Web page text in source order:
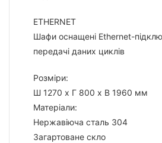
ETHERNET
Шафи оснащені Ethernet-
передачі даних циклів
Розміри:
Ш 1270 x Г 800 x В 1960 мм
Матеріали:
Нержавіюча сталь 304
Загартоване скло